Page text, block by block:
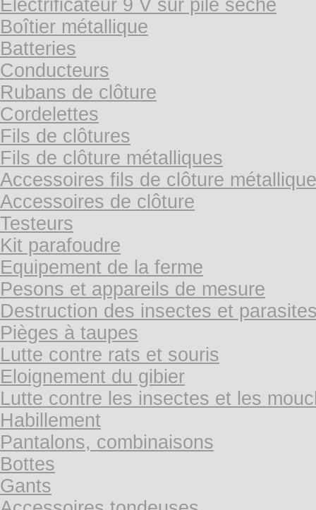
Electrificateur 9 V sur pile sèche
Boîtier métallique
Batteries
Conducteurs
Rubans de clôture
Cordelettes
Fils de clôtures
Fils de clôture métalliques
Accessoires fils de clôture
Accessoires de clôture
Testeurs
Kit parafoudre
Equipement de la ferme
Pesons et appareils de mesure
Destruction des insectes et
Pièges à taupes
Lutte contre rats et souris
Eloignement du gibier
Lutte contre les insectes et les
Habillement
Pantalons, combinaisons
Bottes
Gants